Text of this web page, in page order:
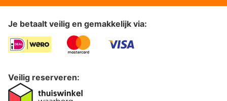
Je betaalt veilig en gemakkelijk via:
Veilig reserveren: